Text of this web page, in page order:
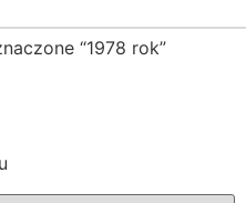
“1978 rok”